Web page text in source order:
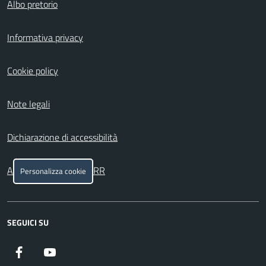
Albo pretorio
Informativa privacy
Cookie policy
Note legali
Dichiarazione di accessibilità
Attuazione misure PNRR
SEGUICI SU
Facebook
Personalizza cookie